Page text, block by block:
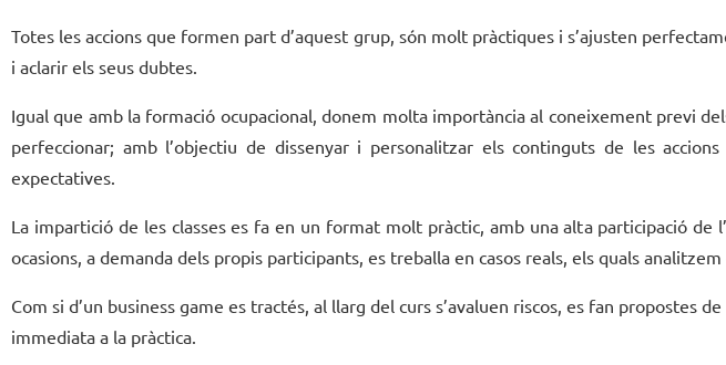
Totes les accions que formen part d’aquest grup, són molt pràctiques i s’ajusten
i aclarir els seus dubtes.
Igual que amb la formació ocupacional, donem molta importància al coneixement previ
perfeccionar; amb l’objectiu de dissenyar i personalitzar els continguts de les
expectatives.
La impartició de les classes es fa en un format molt pràctic, amb una alta participació
ocasions, a demanda dels propis participants, es treballa en casos reals, els quals
Com si d’un business game es tractés, al llarg del curs s’avaluen riscos, es fan
immediata a la pràctica.